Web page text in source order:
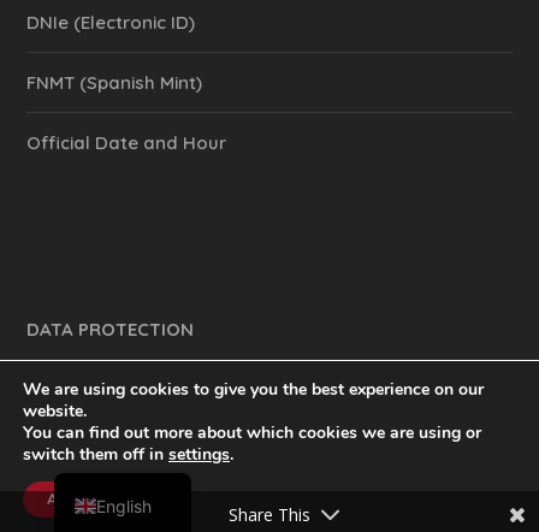
DNIe (Electronic ID)
FNMT (Spanish Mint)
Official Date and Hour
DATA PROTECTION
inventtatte es Marketing Online Sevilla
y mucho más.
We are using cookies to give you the best experience on our
website.
You can find out more about which cookies we are using or
switch them off in settings.
Accept
Share This
English
Spanish